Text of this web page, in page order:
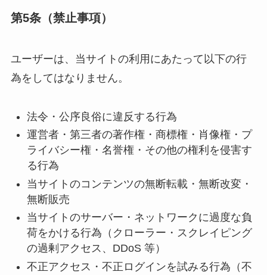
第5条（禁止事項）
ユーザーは、当サイトの利用にあたって以下の行
為をしてはなりません。
法令・公序良俗に違反する行為
運営者・第三者の著作権・商標権・肖像権・プ
ライバシー権・名誉権・その他の権利を侵害す
る行為
当サイトのコンテンツの無断転載・無断改変・
無断販売
当サイトのサーバー・ネットワークに過度な負
荷をかける行為（クローラー・スクレイピング
の過剰アクセス、DDoS 等）
不正アクセス・不正ログインを試みる行為（不